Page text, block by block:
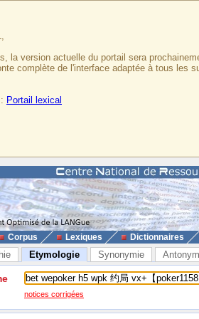
la version actuelle du portail sera
complète de l'interface adaptée à tous les
Portail lexical
Corpus Lexiques Dictionnaires
Etymologie Synonymie
notices corrigées